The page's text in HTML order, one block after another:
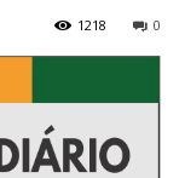
0
1218